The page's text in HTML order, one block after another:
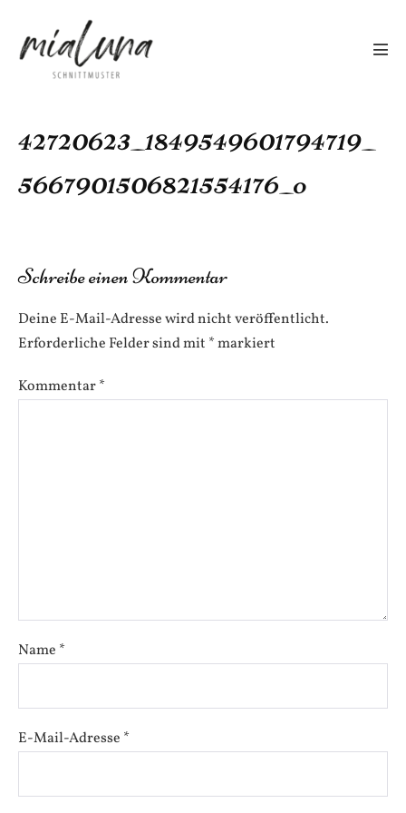
Inhalt
springen
42720623_1849549601794719_
5667901506821554176_o
Schreibe einen Kommentar
Deine E-Mail-Adresse wird nicht veröffentlicht.
Erforderliche Felder sind mit *markiert
Kommentar*
Name *
E-Mail-Adresse *